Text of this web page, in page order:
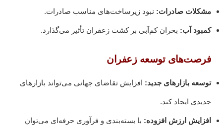
مشکلات صادرات: نبود زیرساخت‌های مناسب صادرات.
کمبود آب: بحران کم‌آبی بر کشت زعفران تأثیر می‌گذارد.
فرصت‌های توسعه زعفران
توسعه بازارهای جدید: افزایش تقاضای جهانی می‌تواند بازارهای
جدیدی ایجاد کند.
افزایش ارزش افزوده: با بسته‌بندی و فرآوری حرفه‌ای می‌توان